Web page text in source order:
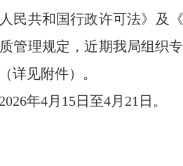
民共和国行政许可法》及
管理规定，近期我局组织
详见附件）。
年4月15日至4月21日。